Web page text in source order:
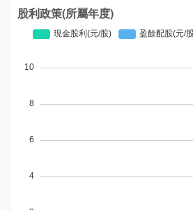
股利政策(所屬年度)